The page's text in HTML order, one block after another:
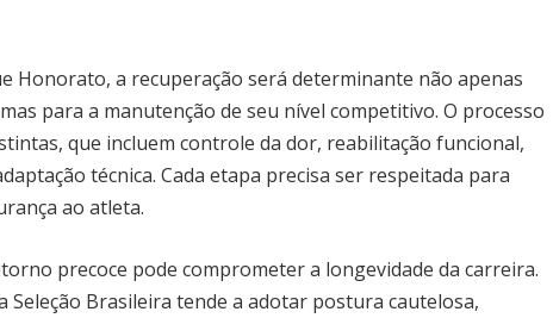
Honorato, a recuperação será determinante não apenas
para a manutenção de seu nível competitivo. O processo
que incluem controle da dor, reabilitação funcional,
técnica. Cada etapa precisa ser respeitada para
ao atleta.
precoce pode comprometer a longevidade da carreira.
Seleção Brasileira tende a adotar postura cautelosa,